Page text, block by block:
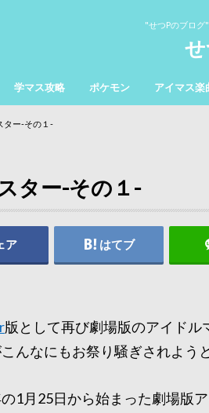
"せつPのブログ
学マス攻略 ポケモン アイマス楽
ター-その１-
ター-その１-
ア はてブ
版として再び劇場版のアイドル
んなにもお祭り騒ぎされよう
1月25日から始まった劇場版